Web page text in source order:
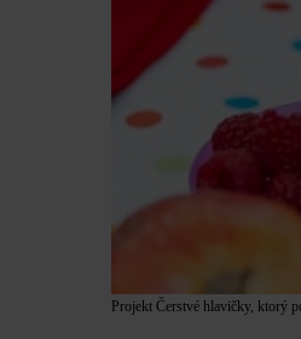
Projekt Čerstvé hlavičky, ktorý